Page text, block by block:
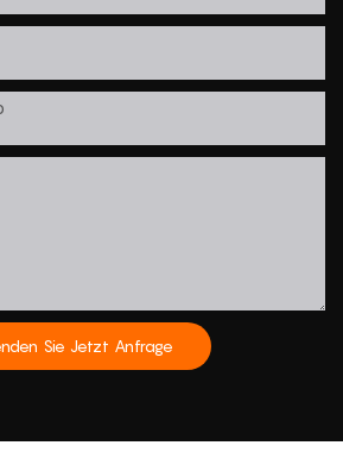
Sie Jetzt Anfrage